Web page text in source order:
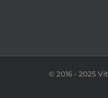
© 2016 - 2025